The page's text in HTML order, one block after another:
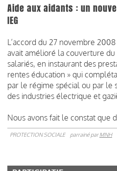
Aide aux aidants : un
IEG
L’accord du 27 novembre
avait amélioré la couverture du
salariés, en instaurant des
rentes éducation » qui
par le régime spécial ou par le
des industries électrique et
Nous avons fait le constat que
PROTECTION SOCIALE parrainé parMNH